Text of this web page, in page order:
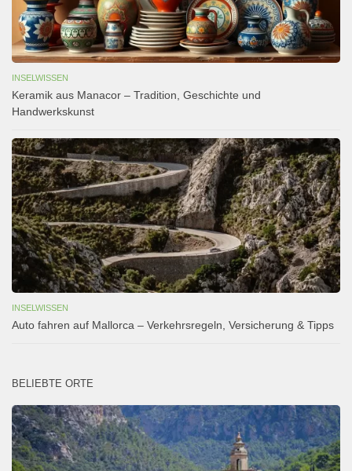
INSELWISSEN
Keramik aus Manacor – Tradition, Geschichte und
Handwerkskunst
INSELWISSEN
Auto fahren auf Mallorca – Verkehrsregeln, Versicherung & Tipps
BELIEBTE ORTE